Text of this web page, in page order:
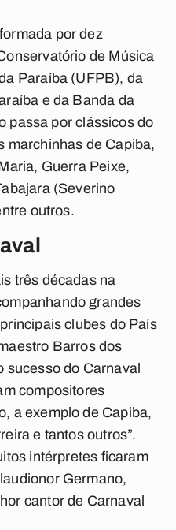
por dez
de Música
Paraíba (UFPB), da
e da Banda da
passa por clássicos do
marchinhas de Capiba,
Guerra Peixe,
(Severino
outros.
três décadas na
grandes
clubes do País
Barros dos
sucesso do Carnaval
compositores
a exemplo de Capiba,
e tantos outros”.
intérpretes ficaram
Germano,
cantor de Carnaval